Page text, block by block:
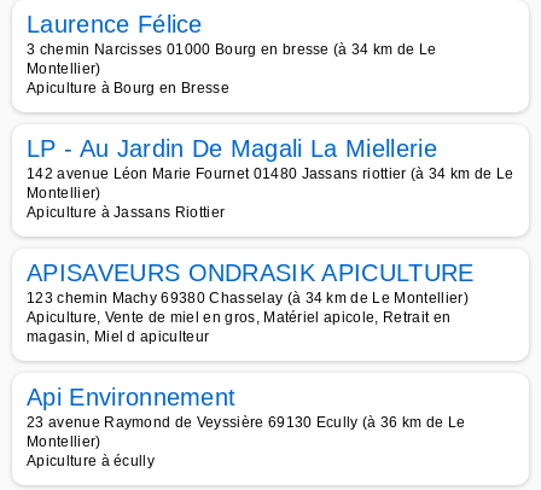
Laurence Félice
3 chemin Narcisses 01000 Bourg en bresse (à 34 km de Le
Montellier)
Apiculture à Bourg en Bresse
LP - Au Jardin De Magali La Miellerie
142 avenue Léon Marie Fournet 01480 Jassans riottier (à 34 km de Le
Montellier)
Apiculture à Jassans Riottier
APISAVEURS ONDRASIK APICULTURE
123 chemin Machy 69380 Chasselay (à 34 km de Le Montellier)
Apiculture, Vente de miel en gros, Matériel apicole, Retrait en
magasin, Miel d apiculteur
Api Environnement
23 avenue Raymond de Veyssière 69130 Ecully (à 36 km de Le
Montellier)
Apiculture à écully